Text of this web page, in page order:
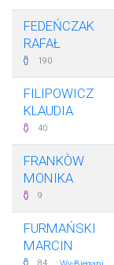
FEDEŃCZAK
RAFAŁ
190
FILIPOWICZ
KLAUDIA
40
FRANKÒW
MONIKA
9
FURMAŃSKI
MARCIN